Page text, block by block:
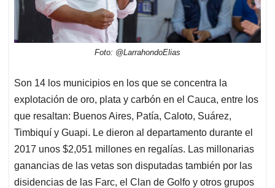
Foto: @LarrahondoElias
Son 14 los municipios en los que se concentra la
explotación de oro, plata y carbón en el Cauca, entre los
que resaltan: Buenos Aires, Patía, Caloto, Suárez,
Timbiquí y Guapi. Le dieron al departamento durante el
2017 unos $2,051 millones en regalías. Las millonarias
ganancias de las vetas son disputadas también por las
disidencias de las Farc, el Clan de Golfo y otros grupos